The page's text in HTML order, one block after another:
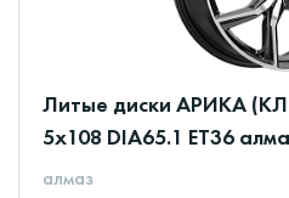
Литые диски АРИКА
5x108 DIA65.1 ET36
алмаз